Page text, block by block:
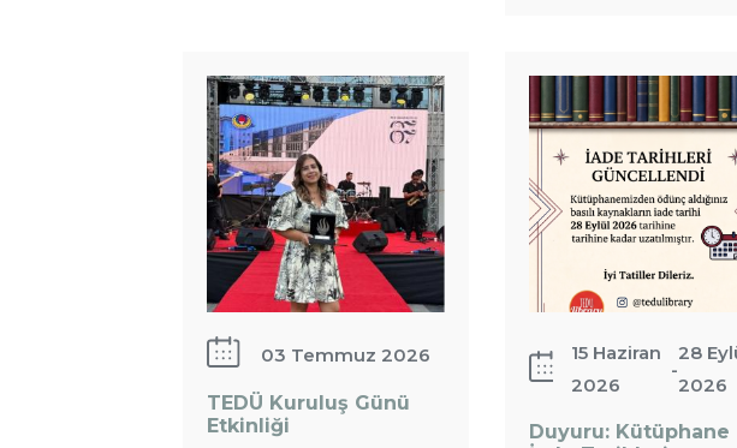
Sürdürülebilirlik
Günü
Etkinliği
03 Temmuz 2026
TEDÜ Kuruluş Günü
Etkinliği
: TEDÜ
İade
Güncellendi
15 Haziran
2026
-
28
2026
Duyuru: Kütüphane